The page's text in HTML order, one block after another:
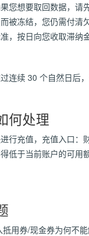
您想要取回数据，请
被冻结，您仍需付清
，按日向您收取滞纳
连续 30 个自然日后
何处理
行充值，充值入口：
低于当前账户的可用
用券/现金券为何不